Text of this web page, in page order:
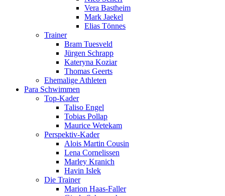
Vera Bastheim
Mark Jaekel
Elias Tönnes
Trainer
Bram Tuesveld
Jürgen Schrapp
Kateryna Koziar
Thomas Geerts
Ehemalige Athleten
Para Schwimmen
Top-Kader
Taliso Engel
Tobias Pollap
Maurice Wetekam
Perspektiv-Kader
Alois Martin Cousin
Lena Cornelissen
Marley Kranich
Havin Islek
Die Trainer
Marion Haas-Faller